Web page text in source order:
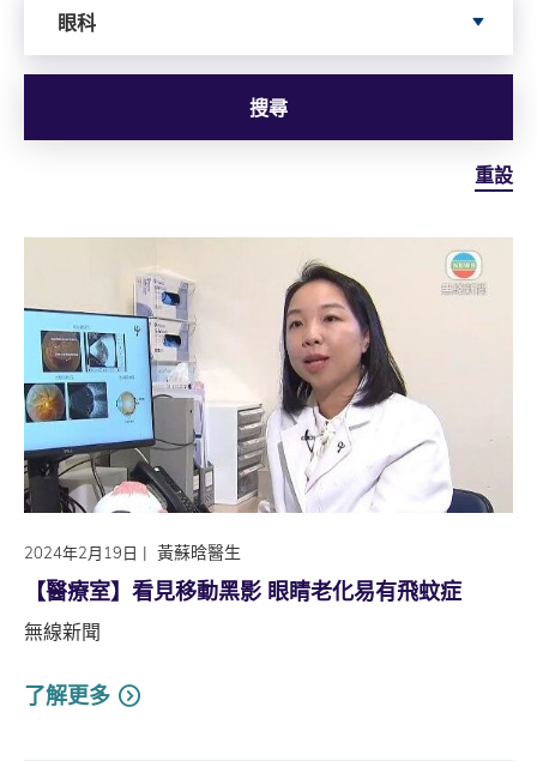
眼科
搜尋
重設
2024年2月19日 | 黃蘇晗醫生
【醫療室】看見移動黑影 眼睛老化易有飛蚊症
無線新聞
了解更多